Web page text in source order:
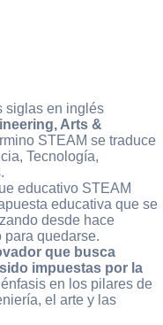
siglas en inglés
Arts &
STEAM se traduce
Tecnología,
educativo STEAM
educativa que se
desde hace
quedarse.
que busca
impuestas por la
en los pilares de
el arte y las